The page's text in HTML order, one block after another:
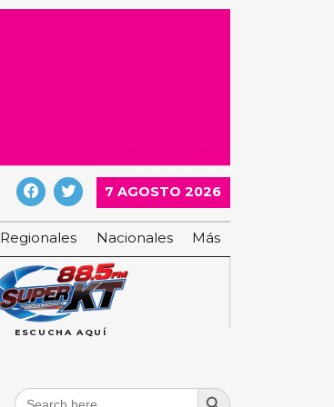
7 AGOSTO 2026
Regionales Nacionales Más
ESCUCHA AQUÍ
Search
Search Button